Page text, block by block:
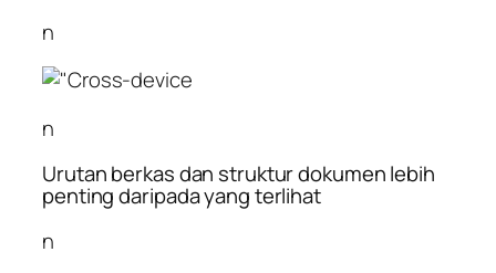
n
n
Urutan berkas dan struktur dokumen lebih
penting daripada yang terlihat
n